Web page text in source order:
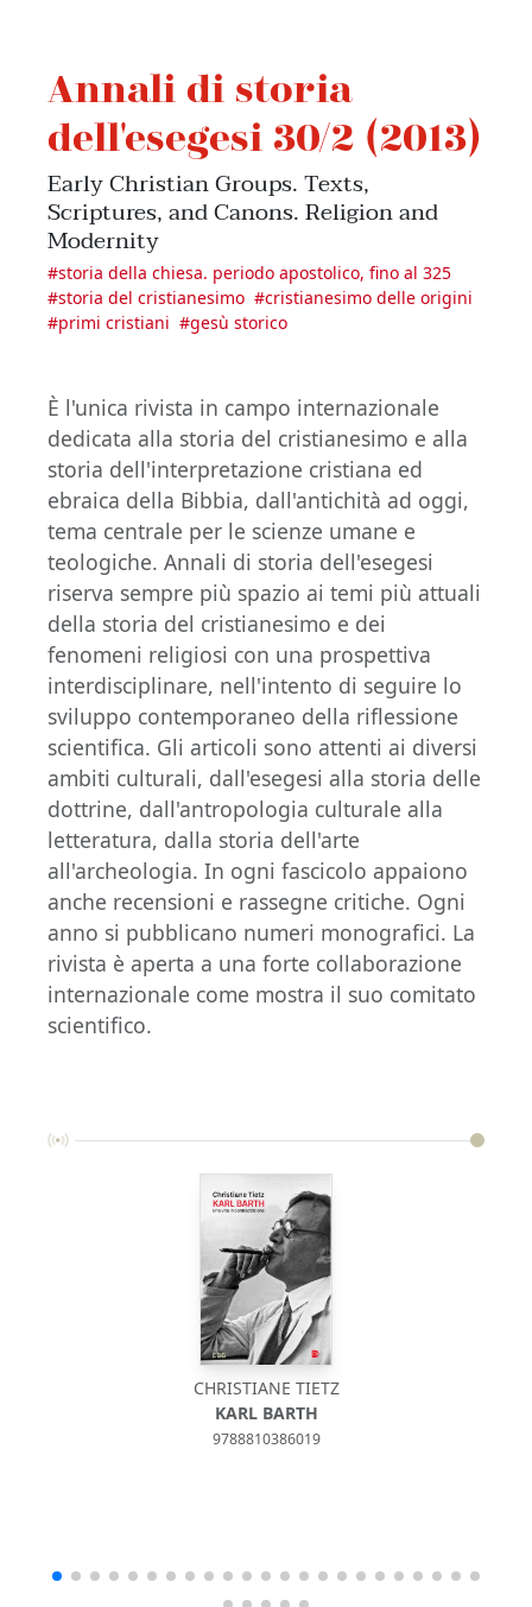
Annali di storia
dell'esegesi 30/2 (2013)
Early Christian Groups. Texts,
Scriptures, and Canons. Religion and
Modernity
#storia della chiesa. periodo apostolico, fino al 325
#storia del cristianesimo #cristianesimo delle origini
#primi cristiani #gesù storico
È l'unica rivista in campo internazionale
dedicata alla storia del cristianesimo e alla
storia dell'interpretazione cristiana ed
ebraica della Bibbia, dall'antichità ad oggi,
tema centrale per le scienze umane e
teologiche. Annali di storia dell'esegesi
riserva sempre più spazio ai temi più attuali
della storia del cristianesimo e dei
fenomeni religiosi con una prospettiva
interdisciplinare, nell'intento di seguire lo
sviluppo contemporaneo della riflessione
scientifica. Gli articoli sono attenti ai diversi
ambiti culturali, dall'esegesi alla storia delle
dottrine, dall'antropologia culturale alla
letteratura, dalla storia dell'arte
all'archeologia. In ogni fascicolo appaiono
anche recensioni e rassegne critiche. Ogni
anno si pubblicano numeri monografici. La
rivista è aperta a una forte collaborazione
internazionale come mostra il suo comitato
scientifico.
CHRISTIANE TIETZ
KARL BARTH
9788810386019